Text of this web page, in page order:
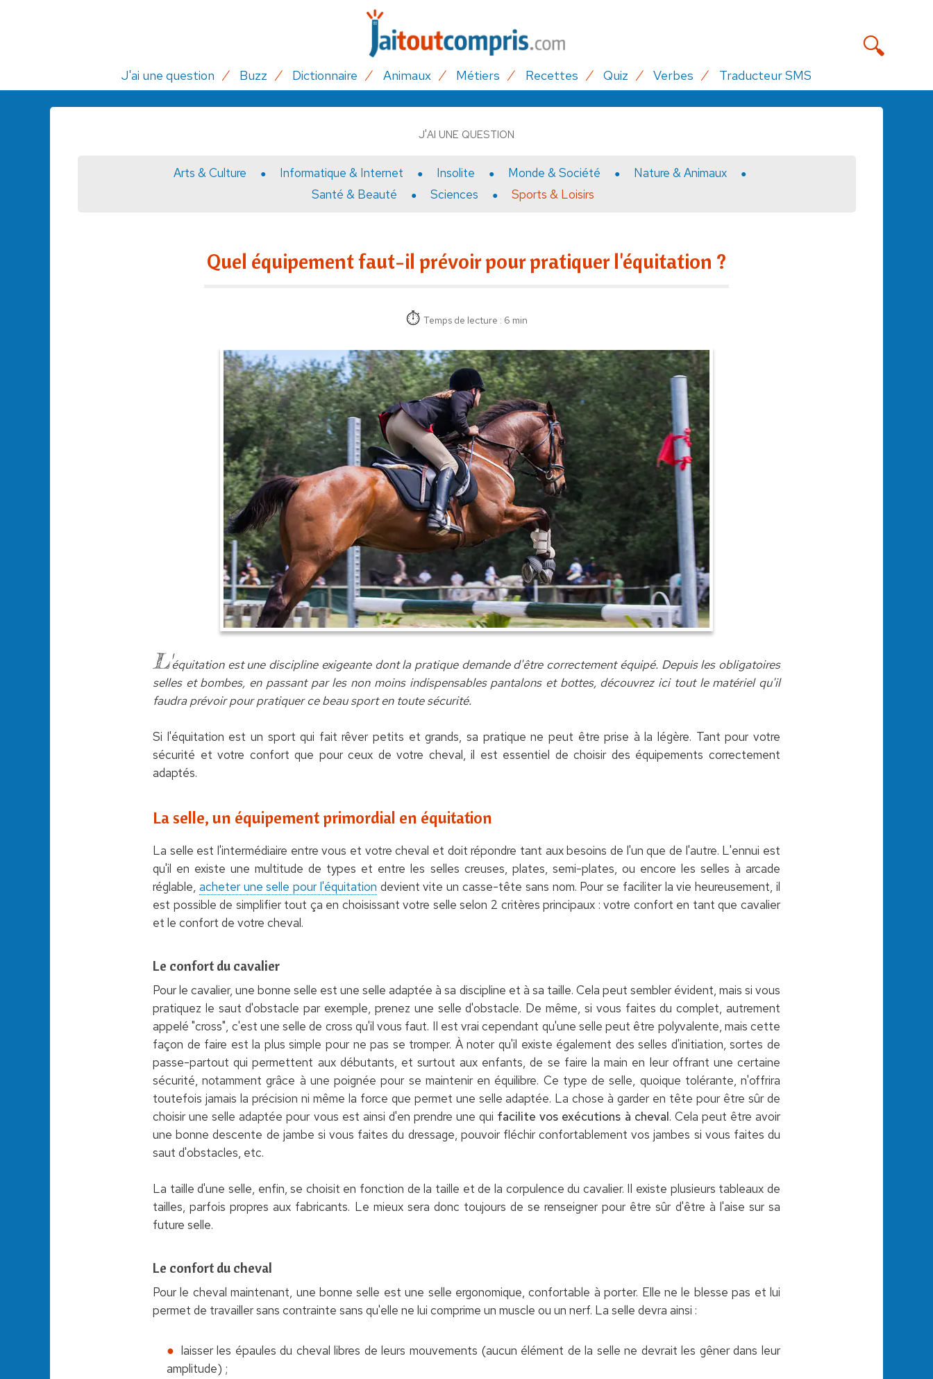
J'ai une question Buzz Dictionnaire Animaux Métiers Recettes Quiz Verbes Traducteur SMS
J'AI UNE QUESTION
Arts & Culture Informatique & Internet Insolite Monde & Société
Nature & Animaux
Santé & Beauté
Sciences Sports & Loisirs
Quel équipement faut-il prévoir pour pratiquer l'équitation ?
Temps de lecture : 6 min
L'équitation est une discipline exigeante dont la pratique demande d'être correctement équipé. Depuis les obligatoires
selles et bombes, en passant par les non moins indispensables pantalons et bottes, découvrez ici tout le matériel qu'il
faudra prévoir pour pratiquer ce beau sport en toute sécurité.
Si l'équitation est un sport qui fait rêver petits et grands, sa pratique ne peut être prise à la légère. Tant pour votre
sécurité et votre confort que pour ceux de votre cheval, il est essentiel de choisir des équipements correctement
adaptés.
La selle, un équipement primordial en équitation
La selle est l'intermédiaire entre vous et votre cheval et doit répondre tant aux besoins de l'un que de l'autre. L'ennui est
qu'il en existe une multitude de types et entre les selles creuses, plates, semi-plates, ou encore les selles à arcade
réglable, acheter une selle pour l'équitation devient vite un casse-tête sans nom. Pour se faciliter la vie heureusement, il
est possible de simplifier tout ça en choisissant votre selle selon 2 critères principaux : votre confort en tant que cavalier
et le confort de votre cheval.
Le confort du cavalier
Pour le cavalier, une bonne selle est une selle adaptée à sa discipline et à sa taille. Cela peut sembler évident, mais si vous
pratiquez le saut d'obstacle par exemple, prenez une selle d'obstacle. De même, si vous faites du complet, autrement
appelé "cross", c'est une selle de cross qu'il vous faut. Il est vrai cependant qu'une selle peut être polyvalente, mais cette
façon de faire est la plus simple pour ne pas se tromper. À noter qu'il existe également des selles d'initiation, sortes de
passe-partout qui permettent aux débutants, et surtout aux enfants, de se faire la main en leur offrant une certaine
sécurité, notamment grâce à une poignée pour se maintenir en équilibre. Ce type de selle, quoique tolérante, n'offrira
toutefois jamais la précision ni même la force que permet une selle adaptée. La chose à garder en tête pour être sûr de
choisir une selle adaptée pour vous est ainsi d'en prendre une qui facilite vos exécutions à cheval. Cela peut être avoir
une bonne descente de jambe si vous faites du dressage, pouvoir fléchir confortablement vos jambes si vous faites du
saut d'obstacles, etc.
La taille d'une selle, enfin, se choisit en fonction de la taille et de la corpulence du cavalier. Il existe plusieurs tableaux de
tailles, parfois propres aux fabricants. Le mieux sera donc toujours de se renseigner pour être sûr d'être à l'aise sur sa
future selle.
Le confort du cheval
Pour le cheval maintenant, une bonne selle est une selle ergonomique, confortable à porter. Elle ne le blesse pas et lui
permet de travailler sans contrainte sans qu'elle ne lui comprime un muscle ou un nerf. La selle devra ainsi :
laisser les épaules du cheval libres de leurs mouvements (aucun élément de la selle ne devrait les gêner dans leur
amplitude) ;